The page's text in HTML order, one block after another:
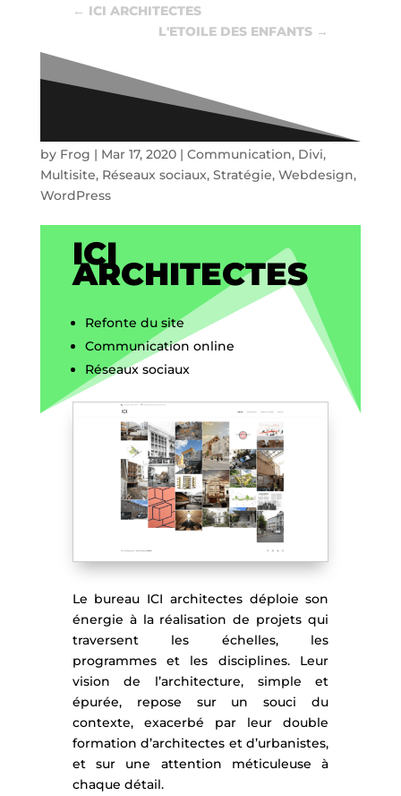
← ICI ARCHITECTES
L'ETOILE DES ENFANTS →
by Frog | Mar 17, 2020| Communication, Divi,
Multisite, Réseaux sociaux, Stratégie, Webdesign,
WordPress
ICI
ARCHITECTES
Refonte du site
Communication online
Réseaux sociaux
Le bureau ICI architectes déploie son
énergie à la réalisation de projets qui
traversent les échelles, les
programmes et les disciplines. Leur
vision de l’architecture, simple et
épurée, repose sur un souci du
contexte, exacerbé par leur double
formation d’architectes et d’urbanistes,
et sur une attention méticuleuse à
chaque détail.